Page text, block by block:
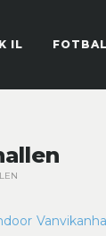
IL